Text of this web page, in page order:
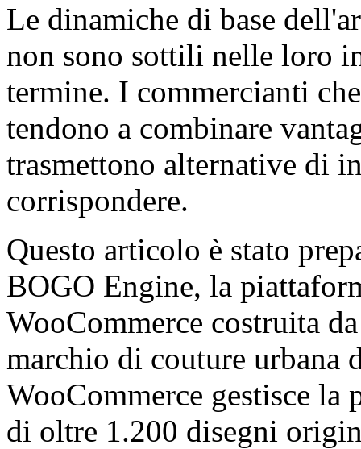
Le dinamiche di base
non sono sottili nelle loro
termine. I commercianti
tendono a combinare
trasmettono alternative di
corrispondere.
Questo articolo è stato
BOGO Engine, la
WooCommerce costruita
marchio di couture urbana
WooCommerce gestisce la
di oltre 1.200 disegni